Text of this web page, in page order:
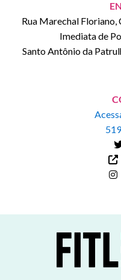
Rua Marechal
Imediata de
Santo Antônio da